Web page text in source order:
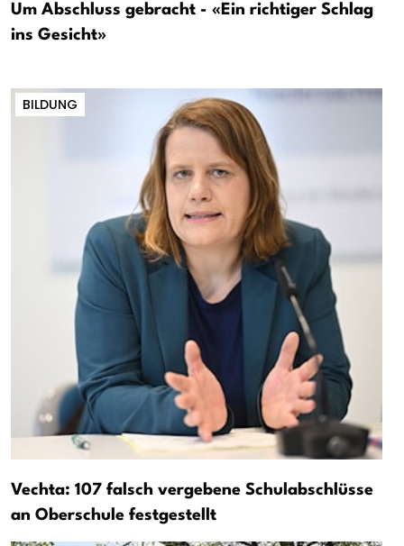
Um Abschluss gebracht - «Ein richtiger Schlag
ins Gesicht»
BILDUNG
Vechta: 107 falsch vergebene Schulabschlüsse
an Oberschule festgestellt